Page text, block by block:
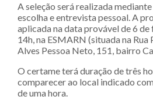
A seleção será realizada
escolha e entrevista pessoal. A
aplicada na data provável de 6
14h, na ESMARN (situada na
Alves Pessoa Neto, 151, bairro
O certame terá duração de três
comparecer ao local indicado
de uma hora.